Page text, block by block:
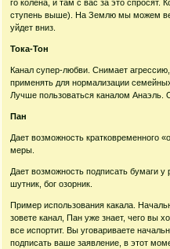
го колена, и там с вас за это
ступень выше). На Землю мы можем
уйдет вниз.
Тока-Тон
Канал супер-любви. Снимает
применять для нормализации
Лучше пользоваться каналом Анаэль.
Пан
Дает возможность кратковременного
меры.
Дает возможность подписать бумаги у
шутник, бог озорник.
Пример использования какала.
зовете канал, Пан уже знает, чего вы
все испортит. Вы уговариваете
подписать ваше заявление, в этот